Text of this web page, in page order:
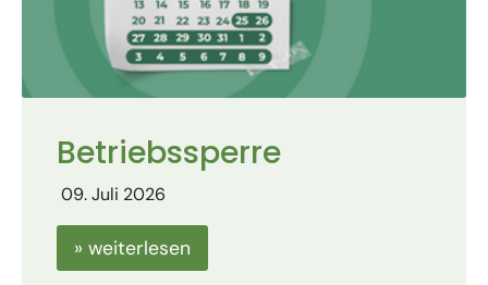
Betriebssperre
09. Juli 2026
» weiterlesen